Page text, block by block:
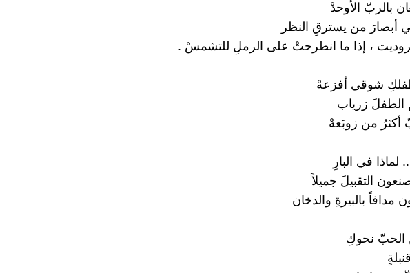
بالربّ الأوحدْ
أبصارَ من يسترقِ النظر
، إذا ما انطرحتْ على الرملِ للتشمسْ .
شوقي أفزعهْ
زرياب
أكثرُ من زوبَعهْ
لماذا في البارِ
التقبيلَ جميلاً
مدافاً بالبيرةِ والدخان
الحبّ نحوكِ